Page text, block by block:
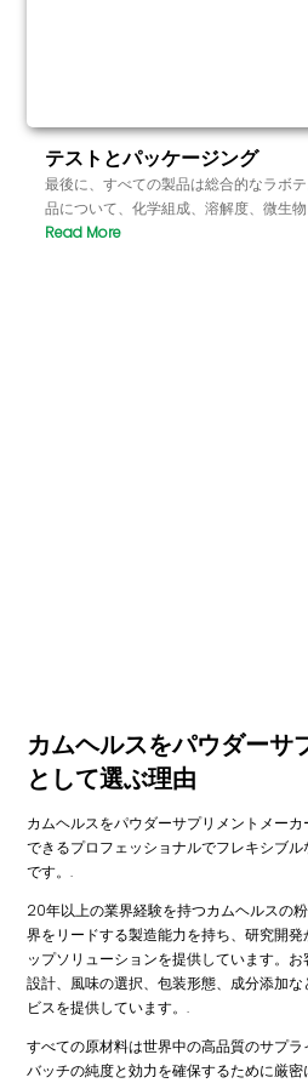
テストとパッケージング
最後に、すべての製品は総合的なラボ
品について、化学組成、溶解度、微生
を行い、国内および国際的な品質基準
カムヘルスをパウダーサ
として選ぶ理由
カムヘルスをパウダーサプリメントメー
できるプロフェッショナルでフレキシブ
です。.
20年以上の業界経験を持つカムヘルスの
界をリードする製造能力を持ち、研究開
ップソリューションを提供しています。
設計、風味の選択、包装形態、成分添加
ビスを提供しています。.
すべての原材料は世界中の高品質のサプ
バッチの純度と効力を確保するために厳